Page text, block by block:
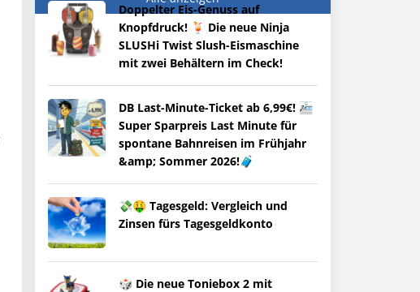
Doppelter Eis-Genuss auf
Knopfdruck! 🍹 Die neue Ninja
SLUSHi Twist Slush-Eismaschine
mit zwei Behältern im Check!
DB Last-Minute-Ticket ab 6,99€! 🚈
Super Sparpreis Last Minute für
spontane Bahnreisen im Frühjahr
&amp; Sommer 2026!🧳
💸🤑 Tagesgeld: Vergleich und
Zinsen fürs Tagesgeldkonto
🎲 Die neue Toniebox 2 mit